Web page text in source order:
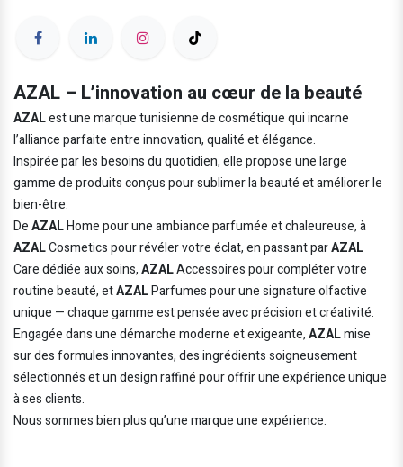
AZAL – L’innovation au cœur de la beauté
AZALest une marque tunisienne de cosmétique qui incarne
l’alliance parfaite entre innovation, qualité et élégance.
Inspirée par les besoins du quotidien, elle propose une large
gamme de produits conçus pour sublimer la beauté et améliorer le
bien-être.
DeAZALHome pour une ambiance parfumée et chaleureuse, à
AZALCosmetics pour révéler votre éclat, en passant parAZAL
Care dédiée aux soins,AZALAccessoires pour compléter votre
routine beauté, etAZALParfumes pour une signature olfactive
unique — chaque gamme est pensée avec précision et créativité.
Engagée dans une démarche moderne et exigeante,AZALmise
sur des formules innovantes, des ingrédients soigneusement
sélectionnés et un design raffiné pour offrir une expérience unique
à ses clients.
Nous sommes bien plus qu’une marque une expérience.